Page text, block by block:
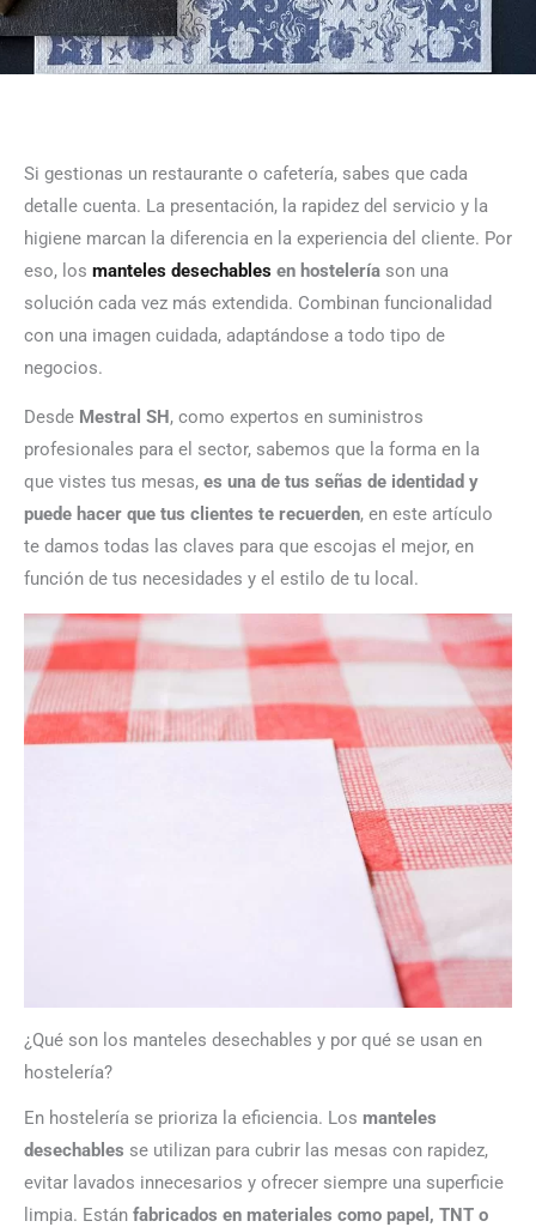
Si gestionas un restaurante o cafetería, sabes que cada
detalle cuenta. La presentación, la rapidez del servicio y la
higiene marcan la diferencia en la experiencia del cliente. Por
eso, los manteles desechables en hostelería son una
solución cada vez más extendida. Combinan funcionalidad
con una imagen cuidada, adaptándose a todo tipo de
negocios.
Desde Mestral SH, como expertos en suministros
profesionales para el sector, sabemos que la forma en la
que vistes tus mesas, es una de tus señas de identidad y
puede hacer que tus clientes te recuerden, en este artículo
te damos todas las claves para que escojas el mejor, en
función de tus necesidades y el estilo de tu local.
¿Qué son los manteles desechables y por qué se usan en
hostelería?
En hostelería se prioriza la eficiencia. Los manteles
desechables se utilizan para cubrir las mesas con rapidez,
evitar lavados innecesarios y ofrecer siempre una superficie
limpia. Están fabricados en materiales como papel, TNT o